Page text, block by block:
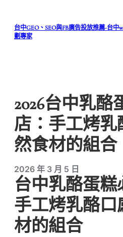
台中GEO、SEO與FB廣告投放推薦-台中
劃專家
2026台中乳酪
店：手工烤
然食材的組合
2026 年 3 月 5 日
台中乳酪蛋糕
手工烤乳酪
材的組合